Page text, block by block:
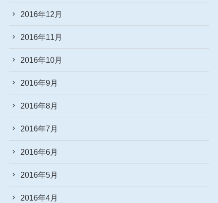
2016年12月
2016年11月
2016年10月
2016年9月
2016年8月
2016年7月
2016年6月
2016年5月
2016年4月